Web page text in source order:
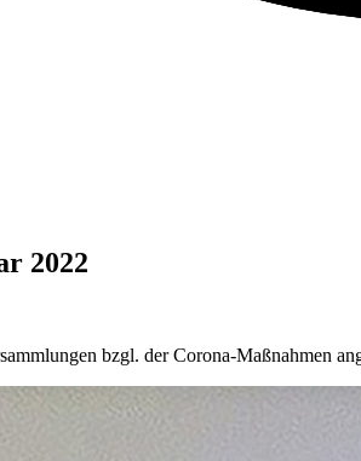
2022
bzgl. der Corona-Maßnahmen